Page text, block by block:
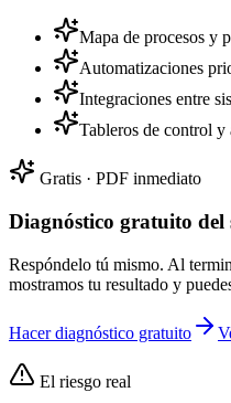
Mapa de procesos y
Automatizaciones
Integraciones entre
Tableros de control y
Gratis · PDF inmediato
Diagnóstico gratuito del
Respóndelo tú mismo. Al
mostramos tu resultado y
Hacer diagnóstico gratuito
El riesgo real